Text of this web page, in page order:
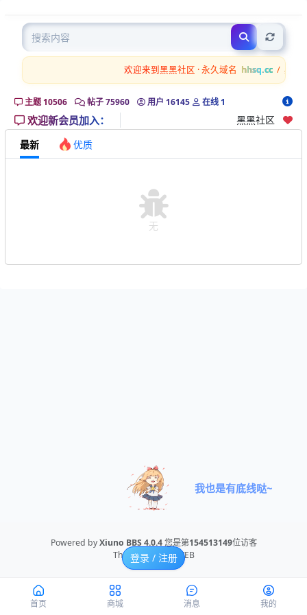
欢迎来到黑黑社区 · 永久域名 hhsq.cc / 黑.cc
主题 10506 帖子75960 用户 16145 在线 1
欢迎新会员加入：
黑黑社区
最新
优质
无
我也是有底线哒~
Powered byXiuno BBS4.0.4 您是第154513149位访客
Theme ByNOTEWEB
首页 商城 消息 我的
登录 / 注册